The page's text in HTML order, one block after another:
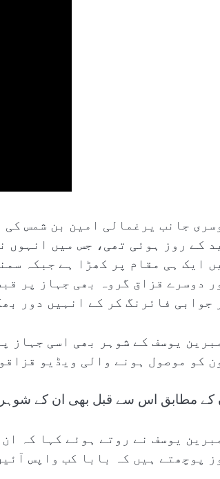
جانب یرغمالی امین بن شمس
کے روز ہوئی تھی، جس میں انہوں
ایک ہی مقام پر کھڑا ہے جبکہ
دوسرے قزاق گروہ بھی جہاز پر
جوابی فائرنگ کر کے انہیں دور
یوسف کے شوہر بھی اسی جہاز
کو موصول ہونے والی ویڈیو
کے مطابق اس سے قبل بھی ان کے شوہر
یوسف نے روتے ہوئے کہا کہ
پوچھتے ہیں کہ بابا کب واپس